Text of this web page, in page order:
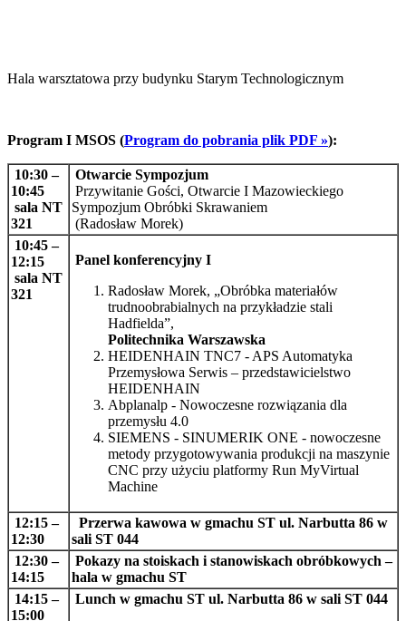
Hala warsztatowa przy budynku Starym Technologicznym
Program I MSOS (Program do pobrania plik PDF »):
10:30 –
10:45
sala NT
321
Otwarcie Sympozjum
Przywitanie Gości, Otwarcie I Mazowieckiego
Sympozjum Obróbki Skrawaniem
(Radosław Morek)
10:45 –
12:15
sala NT
321
Panel konferencyjny I
Radosław Morek, „Obróbka materiałów
trudnoobrabialnych na przykładzie stali
Hadfielda”,
Politechnika Warszawska
HEIDENHAIN TNC7 - APS Automatyka
Przemysłowa Serwis – przedstawicielstwo
HEIDENHAIN
Abplanalp - Nowoczesne rozwiązania dla
przemysłu 4.0
SIEMENS - SINUMERIK ONE - nowoczesne
metody przygotowywania produkcji na maszynie
CNC przy użyciu platformy Run MyVirtual
Machine
12:15 –
12:30
Przerwa kawowa w gmachu ST ul. Narbutta 86 w
sali ST 044
12:30 –
14:15
Pokazy na stoiskach i stanowiskach obróbkowych–
hala w gmachu ST
14:15 –
15:00
Lunch w gmachu ST ul. Narbutta 86 w sali ST 044